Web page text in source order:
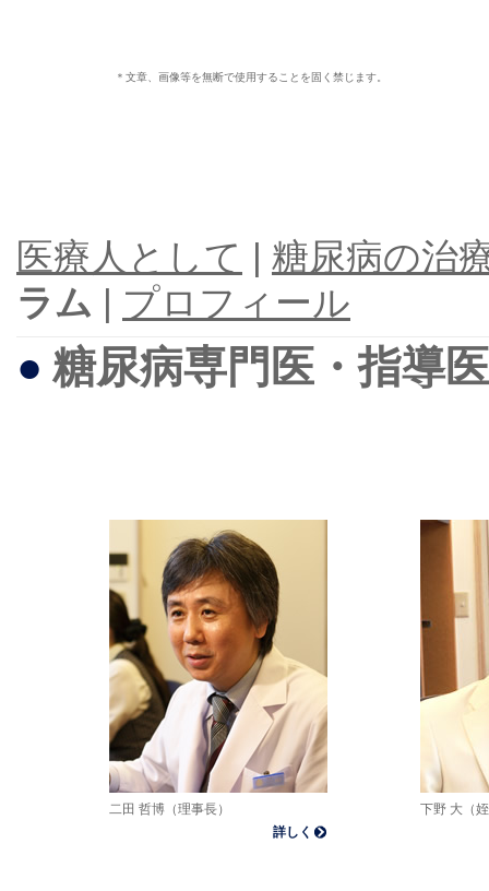
＊文章、画像等を無断で使用することを固く禁じます。
医療人として | 糖尿病の治
ラム | プロフィール
● 糖尿病専門医・指導
二田 哲博（理事長）
詳しく
下野 大（